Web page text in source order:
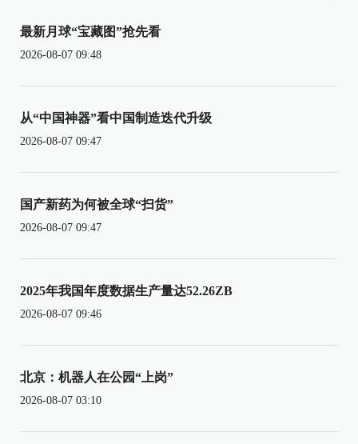
最新月球“宝藏图”抢先看
2026-08-07 09:48
从“中国神器”看中国制造迭代升级
2026-08-07 09:47
国产新药为何被全球“扫货”
2026-08-07 09:47
2025年我国年度数据生产量达52.26ZB
2026-08-07 09:46
北京：机器人在公园“上岗”
2026-08-07 03:10